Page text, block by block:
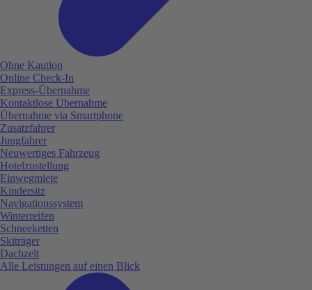
Ohne Kaution
Online Check-In
Express-Übernahme
Kontaktlose Übernahme
Übernahme via Smartphone
Zusatzfahrer
Jungfahrer
Neuwertiges Fahrzeug
Hotelzustellung
Einwegmiete
Kindersitz
Navigationssystem
Winterreifen
Schneeketten
Skiträger
Dachzelt
Alle Leistungen auf einen Blick